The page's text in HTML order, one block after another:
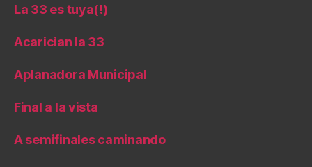
La 33 es tuya(!)
Acarician la 33
Aplanadora Municipal
Final a la vista
A semifinales caminando